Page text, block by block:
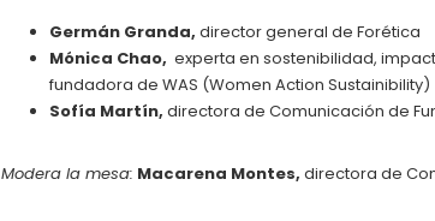
Germán Granda,director general de Forética
Mónica Chao, experta en sostenibilidad,
fundadora de WAS (Women Action Sustainibility)
Sofía Martín,directora de Comunicación de
Modera la mesa: Macarena Montes,directora de